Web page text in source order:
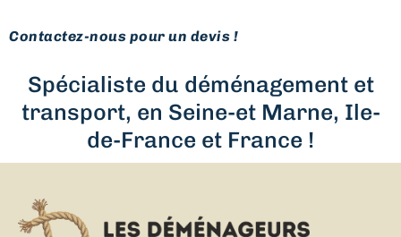
Contactez-nous pour un devis !
Spécialiste du déménagement et
transport, en Seine-et Marne, Ile-
de-France et France !